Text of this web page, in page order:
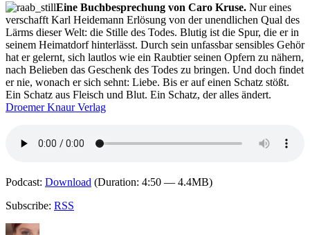
Eine Buchbesprechung von Caro Kruse. Nur eines
verschafft Karl Heidemann Erlösung von der unendlichen Qual des
Lärms dieser Welt: die Stille des Todes. Blutig ist die Spur, die er in
seinem Heimatdorf hinterlässt. Durch sein unfassbar sensibles Gehör
hat er gelernt, sich lautlos wie ein Raubtier seinen Opfern zu nähern,
nach Belieben das Geschenk des Todes zu bringen. Und doch findet
er nie, wonach er sich sehnt: Liebe. Bis er auf einen Schatz stößt.
Ein Schatz aus Fleisch und Blut. Ein Schatz, der alles ändert.
Droemer Knaur Verlag
Podcast: Download (Duration: 4:50 — 4.4MB)
Subscribe: RSS
Autor